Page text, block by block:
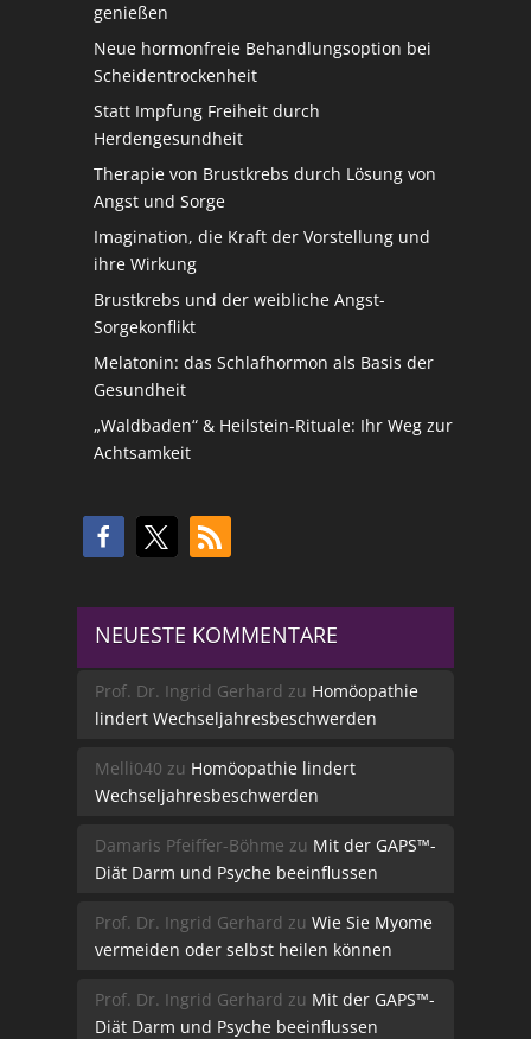
genießen
Neue hormonfreie Behandlungsoption bei
Scheidentrockenheit
Statt Impfung Freiheit durch
Herdengesundheit
Therapie von Brustkrebs durch Lösung von
Angst und Sorge
Imagination, die Kraft der Vorstellung und
ihre Wirkung
Brustkrebs und der weibliche Angst-
Sorgekonflikt
Melatonin: das Schlafhormon als Basis der
Gesundheit
„Waldbaden“ & Heilstein-Rituale: Ihr Weg zur
Achtsamkeit
NEUESTE KOMMENTARE
Prof. Dr. Ingrid Gerhard zu Homöopathie
lindert Wechseljahresbeschwerden
Melli040 zu Homöopathie lindert
Wechseljahresbeschwerden
Damaris Pfeiffer-Böhme zu Mit der GAPS™-
Diät Darm und Psyche beeinflussen
Prof. Dr. Ingrid Gerhard zu Wie Sie Myome
vermeiden oder selbst heilen können
Prof. Dr. Ingrid Gerhard zu Mit der GAPS™-
Diät Darm und Psyche beeinflussen